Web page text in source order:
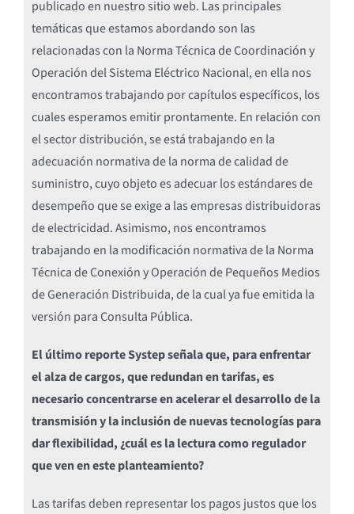
publicado en nuestro sitio web. Las principales
temáticas que estamos abordando son las
relacionadas con la Norma Técnica de Coordinación y
Operación del Sistema Eléctrico Nacional, en ella nos
encontramos trabajando por capítulos específicos, los
cuales esperamos emitir prontamente. En relación con
el sector distribución, se está trabajando en la
adecuación normativa de la norma de calidad de
suministro, cuyo objeto es adecuar los estándares de
desempeño que se exige a las empresas distribuidoras
de electricidad. Asimismo, nos encontramos
trabajando en la modificación normativa de la Norma
Técnica de Conexión y Operación de Pequeños Medios
de Generación Distribuida, de la cual ya fue emitida la
versión para Consulta Pública.
El último reporte Systep señala que, para enfrentar
el alza de cargos, que redundan en tarifas, es
necesario concentrarse en acelerar el desarrollo de la
transmisión y la inclusión de nuevas tecnologías para
dar flexibilidad, ¿cuál es la lectura como regulador
que ven en este planteamiento?
Las tarifas deben representar los pagos justos que los